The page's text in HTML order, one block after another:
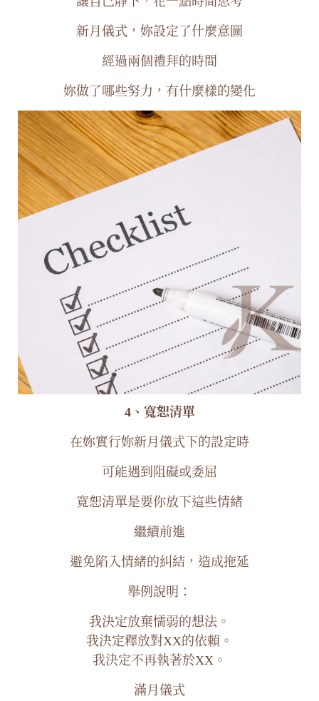
新月儀式，妳設定了什麼意圖
經過兩個禮拜的時間
妳做了哪些努力，有什麼樣的變化
4、寬恕清單
在妳實行妳新月儀式下的設定時
可能遇到阻礙或委屈
寬恕清單是要你放下這些情緒
繼續前進
避免陷入情緒的糾結，造成拖延
舉例說明：
我決定放棄懦弱的想法。
我決定釋放對XX的依賴。
我決定不再執著於XX。
滿月儀式